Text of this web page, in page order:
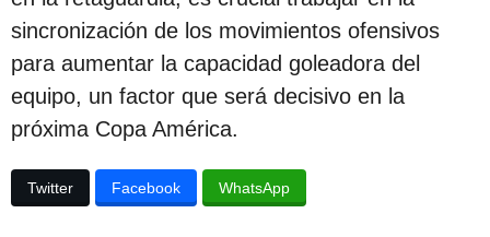
sincronización de los movimientos ofensivos
para aumentar la capacidad goleadora del
equipo, un factor que será decisivo en la
próxima Copa América.
Twitter Facebook WhatsApp